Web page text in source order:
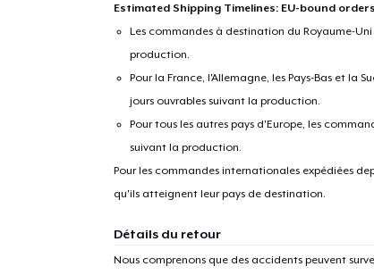
Estimated Shipping Timelines: EU-bound orders
Les commandes à destination du Royaume-
production.
Pour la France, l'Allemagne, les Pays-Bas et la
jours ouvrables suivant la production.
Pour tous les autres pays d'Europe, les
suivant la production.
Pour les commandes internationales expédiées
qu'ils atteignent leur pays de destination.
Détails du retour
Nous comprenons que des accidents peuvent